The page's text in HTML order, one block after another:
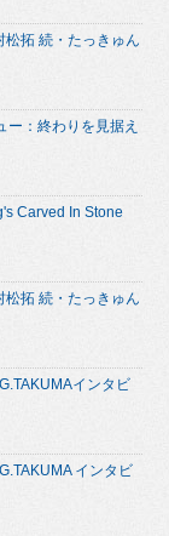
松拓 続・たっきゅん
ー：終わりを見据え
Carved In Stone
松拓 続・たっきゅん
インタビ
インタビ